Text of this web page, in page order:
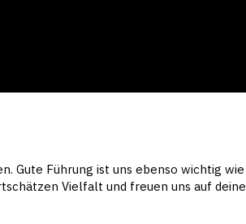
Gute Führung ist uns ebenso wichtig wie
Vielfalt und freuen uns auf deine